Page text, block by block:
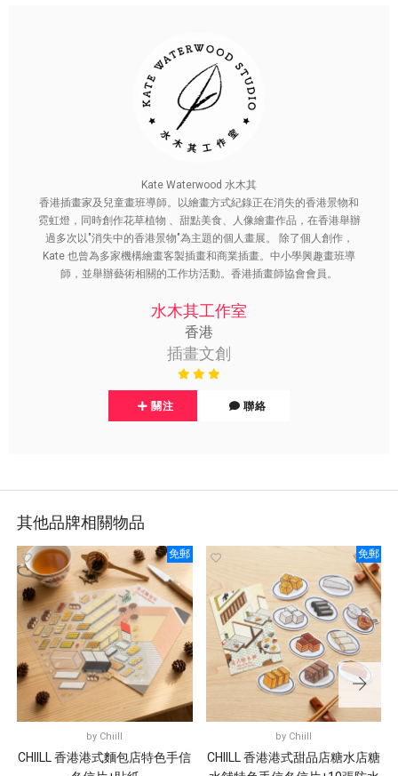
Kate Waterwood 水木其
香港插畫家及兒童畫班導師。以繪畫方式紀錄正在消失的香港景物和
霓虹燈，同時創作花草植物 、甜點美食、人像繪畫作品，在香港舉辦
過多次以"消失中的香港景物"為主題的個人畫展。 除了個人創作，
Kate 也曾為多家機構繪畫客製插畫和商業插畫。中小學興趣畫班導
師，並舉辦藝術相關的工作坊活動。香港插畫師協會會員。
水木其工作室
香港
插畫文創
關注 聯絡
其他品牌相關物品
免郵
by Chiill
CHIILL 香港港式麵包店特色手信
免郵
by Chiill
CHIILL 香港港式甜品店糖水店糖